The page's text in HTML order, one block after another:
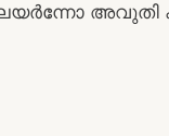
അവുതി